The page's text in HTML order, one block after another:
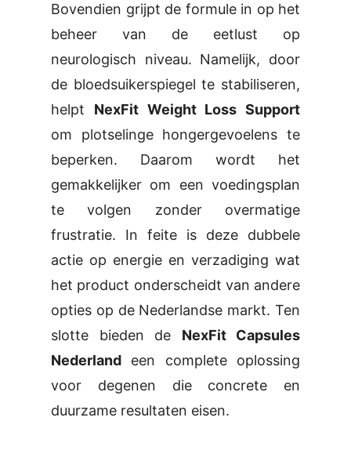
Bovendien grijpt de formule in op het
beheer van de eetlust op
neurologisch niveau. Namelijk, door
de bloedsuikerspiegel te stabiliseren,
helpt NexFit Weight Loss Support
om plotselinge hongergevoelens te
beperken. Daarom wordt het
gemakkelijker om een voedingsplan
te volgen zonder overmatige
frustratie. In feite is deze dubbele
actie op energie en verzadiging wat
het product onderscheidt van andere
opties op de Nederlandse markt. Ten
slotte bieden de NexFit Capsules
Nederland een complete oplossing
voor degenen die concrete en
duurzame resultaten eisen.